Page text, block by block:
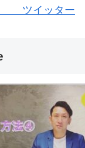
ター